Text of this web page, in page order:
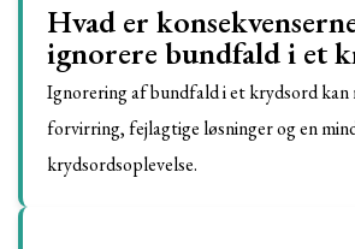
Hvad er
ignorere bundfald i et
Ignorering af bundfald i et krydsord kan
forvirring, fejlagtige løsninger og en
krydsordsoplevelse.